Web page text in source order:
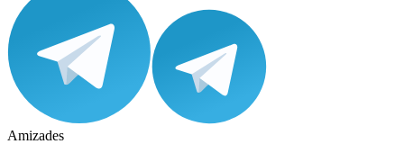
Amizades